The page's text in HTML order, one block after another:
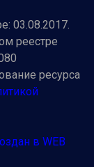
03.08.2017.
реестре
ресурса
в WEB